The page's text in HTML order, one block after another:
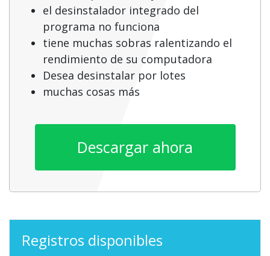
el desinstalador integrado del
programa no funciona
tiene muchas sobras ralentizando el
rendimiento de su computadora
Desea desinstalar por lotes
muchas cosas más
Descargar ahora
Registros disponibles